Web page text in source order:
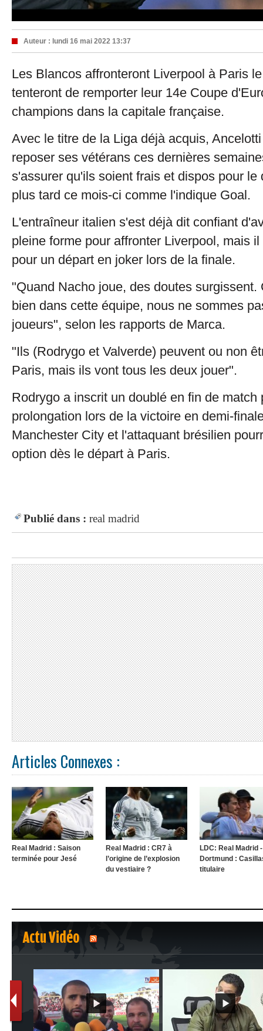
Auteur : lundi 16 mai 2022 13:37
Les Blancos affronteront Liverpool à Paris
tenteront de remporter leur 14e Coupe
champions dans la capitale française.
Avec le titre de la Liga déjà acquis,
reposer ses vétérans ces dernières
s'assurer qu'ils soient frais et dispos pour le
plus tard ce mois-ci comme l'indique Goal.
L'entraîneur italien s'est déjà dit confiant
pleine forme pour affronter Liverpool, mais
pour un départ en joker lors de la finale.
"Quand Nacho joue, des doutes surgissent.
bien dans cette équipe, nous ne sommes
joueurs", selon les rapports de Marca.
"Ils (Rodrygo et Valverde) peuvent ou non
Paris, mais ils vont tous les deux jouer".
Rodrygo a inscrit un doublé en fin de match
prolongation lors de la victoire en demi-
Manchester City et l'attaquant brésilien
option dès le départ à Paris.
Publié dans : real madrid
Articles Connexes :
Real Madrid : Saison
terminée pour Jesé
Real Madrid : CR7 à
l’origine de l’explosion
du vestiaire ?
LDC: Real Madrid -
Dortmund :
titulaire
Actu Vidéo
1 2